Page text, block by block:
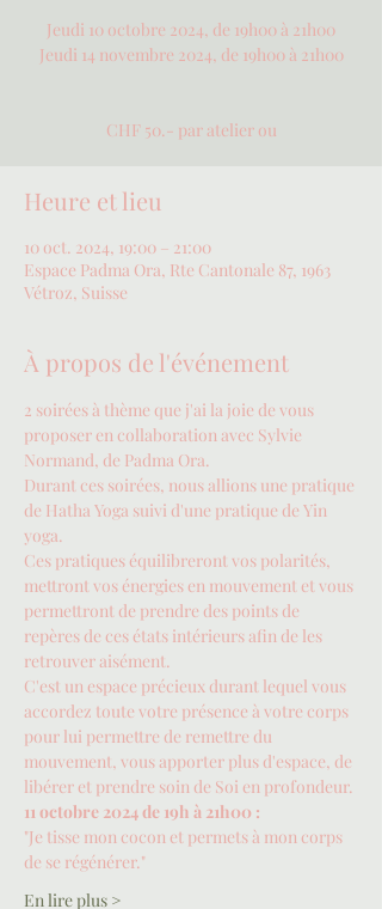
Jeudi 10 octobre 2024, de 19h00 à 21h00
Jeudi 14 novembre 2024, de 19h00 à 21h00
CHF 50.- par atelier ou
Heure et lieu
10 oct. 2024, 19:00 – 21:00
Espace Padma Ora, Rte Cantonale 87, 1963
Vétroz, Suisse
À propos de l'événement
2 soirées à thème que j'ai la joie de vous
proposer en collaboration avec Sylvie
Normand, de Padma Ora.
Durant ces soirées, nous allions une pratique
de Hatha Yoga suivi d'une pratique de Yin
yoga.
Ces pratiques équilibreront vos polarités,
mettront vos énergies en mouvement et vous
permettront de prendre des points de
repères de ces états intérieurs afin de les
retrouver aisément.
C'est un espace précieux durant lequel vous
accordez toute votre présence à votre corps
pour lui permettre de remettre du
mouvement, vous apporter plus d'espace, de
libérer et prendre soin de Soi en profondeur.
11 octobre 2024 de 19h à 21h00 :
"Je tisse mon cocon et permets à mon corps
de se régénérer."
En lire plus >